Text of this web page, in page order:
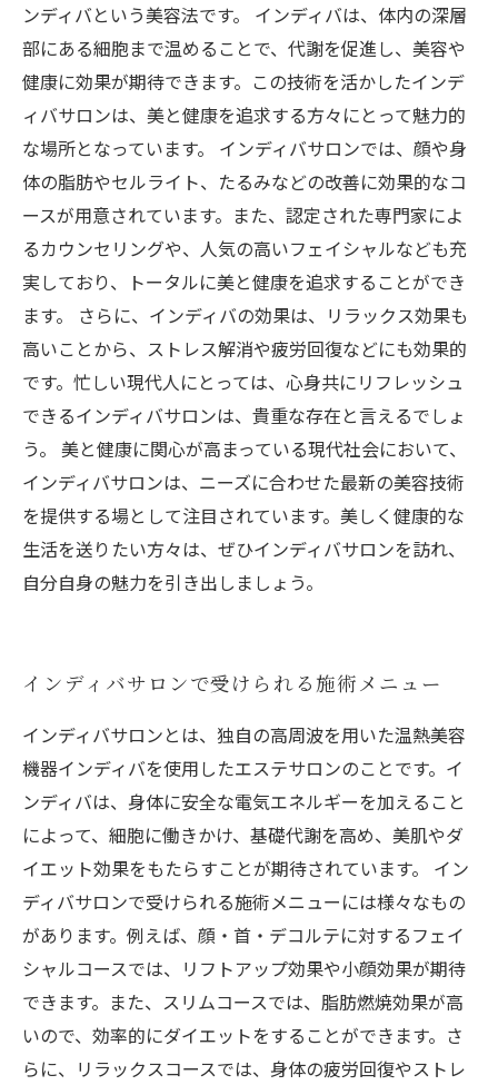
ンディバという美容法です。 インディバは、体内の深層
部にある細胞まで温めることで、代謝を促進し、美容や
健康に効果が期待できます。この技術を活かしたインデ
ィバサロンは、美と健康を追求する方々にとって魅力的
な場所となっています。 インディバサロンでは、顔や身
体の脂肪やセルライト、たるみなどの改善に効果的なコ
ースが用意されています。また、認定された専門家によ
るカウンセリングや、人気の高いフェイシャルなども充
実しており、トータルに美と健康を追求することができ
ます。 さらに、インディバの効果は、リラックス効果も
高いことから、ストレス解消や疲労回復などにも効果的
です。忙しい現代人にとっては、心身共にリフレッシュ
できるインディバサロンは、貴重な存在と言えるでしょ
う。 美と健康に関心が高まっている現代社会において、
インディバサロンは、ニーズに合わせた最新の美容技術
を提供する場として注目されています。美しく健康的な
生活を送りたい方々は、ぜひインディバサロンを訪れ、
自分自身の魅力を引き出しましょう。
インディバサロンで受けられる施術メニュー
インディバサロンとは、独自の高周波を用いた温熱美容
機器インディバを使用したエステサロンのことです。イ
ンディバは、身体に安全な電気エネルギーを加えること
によって、細胞に働きかけ、基礎代謝を高め、美肌やダ
イエット効果をもたらすことが期待されています。 イン
ディバサロンで受けられる施術メニューには様々なもの
があります。例えば、顔・首・デコルテに対するフェイ
シャルコースでは、リフトアップ効果や小顔効果が期待
できます。また、スリムコースでは、脂肪燃焼効果が高
いので、効率的にダイエットをすることができます。さ
らに、リラックスコースでは、身体の疲労回復やストレ